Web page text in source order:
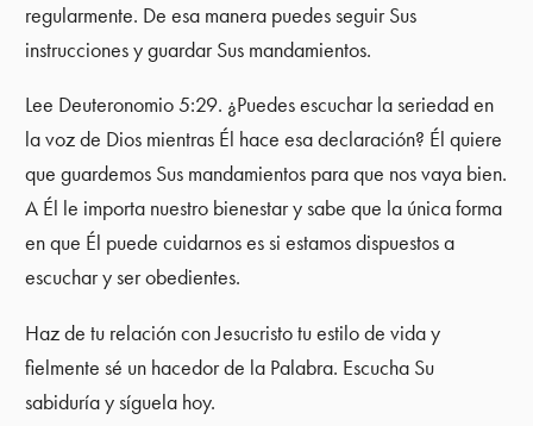
regularmente. De esa manera puedes seguir Sus
instrucciones y guardar Sus mandamientos.
Lee Deuteronomio 5:29. ¿Puedes escuchar la seriedad en
la voz de Dios mientras Él hace esa declaración? Él quiere
que guardemos Sus mandamientos para que nos vaya bien.
A Él le importa nuestro bienestar y sabe que la única forma
en que Él puede cuidarnos es si estamos dispuestos a
escuchar y ser obedientes.
Haz de tu relación con Jesucristo tu estilo de vida y
fielmente sé un hacedor de la Palabra. Escucha Su
sabiduría y síguela hoy.